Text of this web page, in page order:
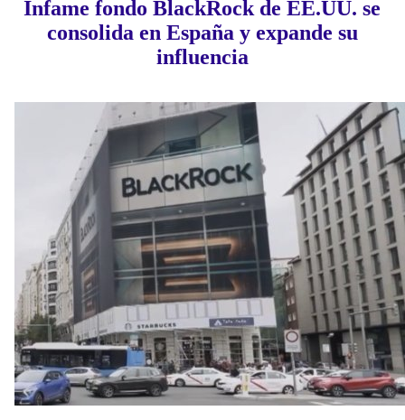
Infame fondo BlackRock de EE.UU. se
consolida en España y expande su
influencia